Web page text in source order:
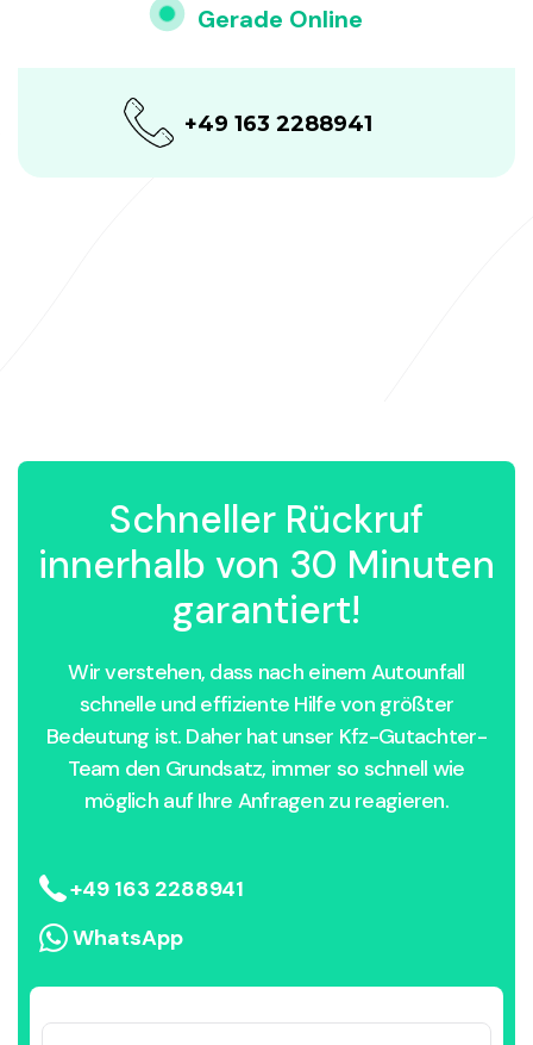
Gerade Online
+49 163 2288941
Schneller Rückruf
innerhalb von 30 Minuten
garantiert!
Wir verstehen, dass nach einem Autounfall
schnelle und effiziente Hilfe von größter
Bedeutung ist. Daher hat unser Kfz-Gutachter-
Team den Grundsatz, immer so schnell wie
möglich auf Ihre Anfragen zu reagieren.
+49 163 2288941
WhatsApp